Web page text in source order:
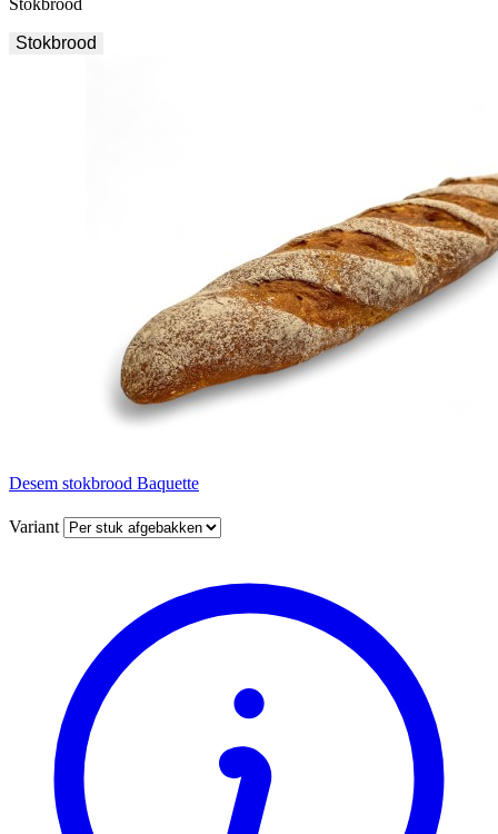
Stokbrood
Desem stokbrood Baquette
Variant